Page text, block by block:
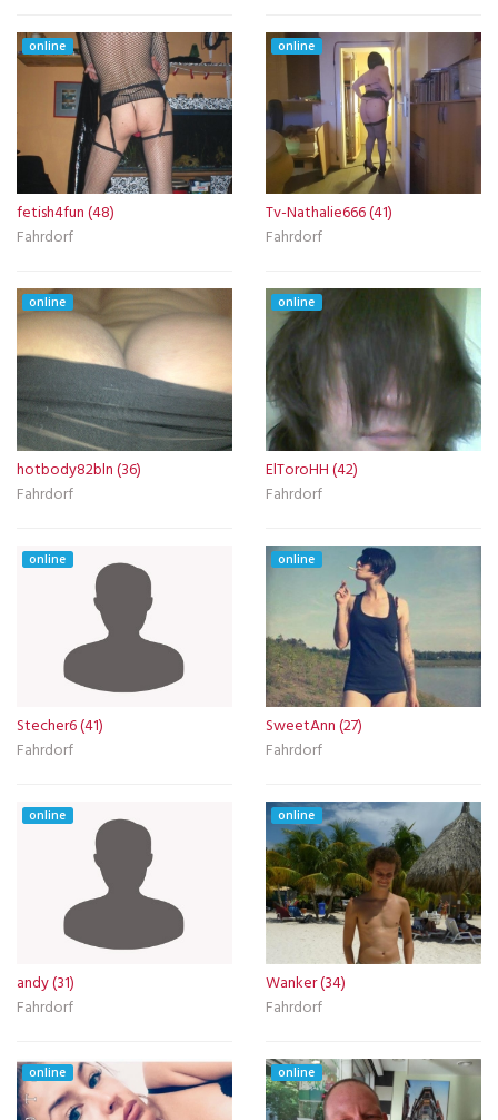
online
fetish4fun (48)
Fahrdorf
online
Tv-Nathalie666 (41)
Fahrdorf
online
hotbody82bln (36)
Fahrdorf
online
ElToroHH (42)
Fahrdorf
online
Stecher6 (41)
Fahrdorf
online
SweetAnn (27)
Fahrdorf
online
andy (31)
Fahrdorf
online
Wanker (34)
Fahrdorf
online online